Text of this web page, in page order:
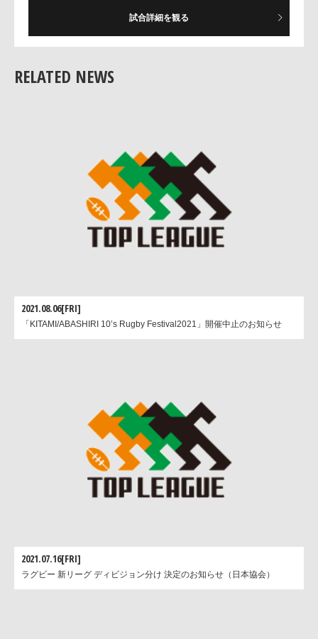
──課題は何ですか。
「課題は多すぎますね。プレー自体は悪くなかったです。メ
試合詳細を観る
RELATED NEWS
2021.08.06[FRI]
「KITAMI/ABASHIRI 10’s Rugby Festival2021」開催中止のお知らせ
2021.07.16[FRI]
ラグビー 新リーグ ディビジョン分け 決定のお知らせ（日本協会）